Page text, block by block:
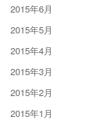
2015年6月
2015年5月
2015年4月
2015年3月
2015年2月
2015年1月